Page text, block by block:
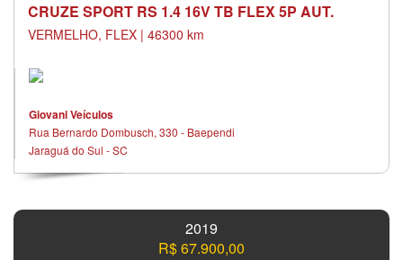
CRUZE SPORT RS 1.4 16V TB FLEX 5P AUT.
VERMELHO, FLEX | 46300 km
Giovani Veículos
Rua Bernardo Dombusch, 330 - Baependi
Jaraguá do Sul - SC
2019
R$ 67.900,00